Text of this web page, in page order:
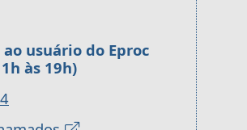
usuário do Eproc
às 19h)